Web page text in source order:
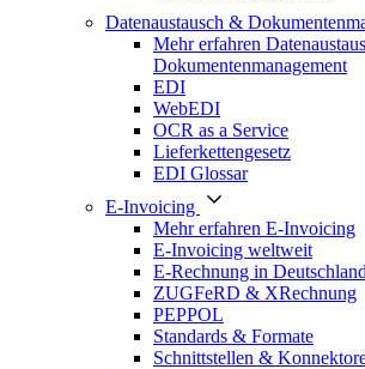
Datenaustausch &
Mehr erfahren
Dokumentenmanagement
EDI
WebEDI
OCR as a Service
Lieferkettengesetz
EDI Glossar
E-Invoicing
Mehr erfahren E-Invoicing
E-Invoicing weltweit
E-Rechnung in Deutschland
ZUGFeRD & XRechnung
PEPPOL
Standards & Formate
Schnittstellen &